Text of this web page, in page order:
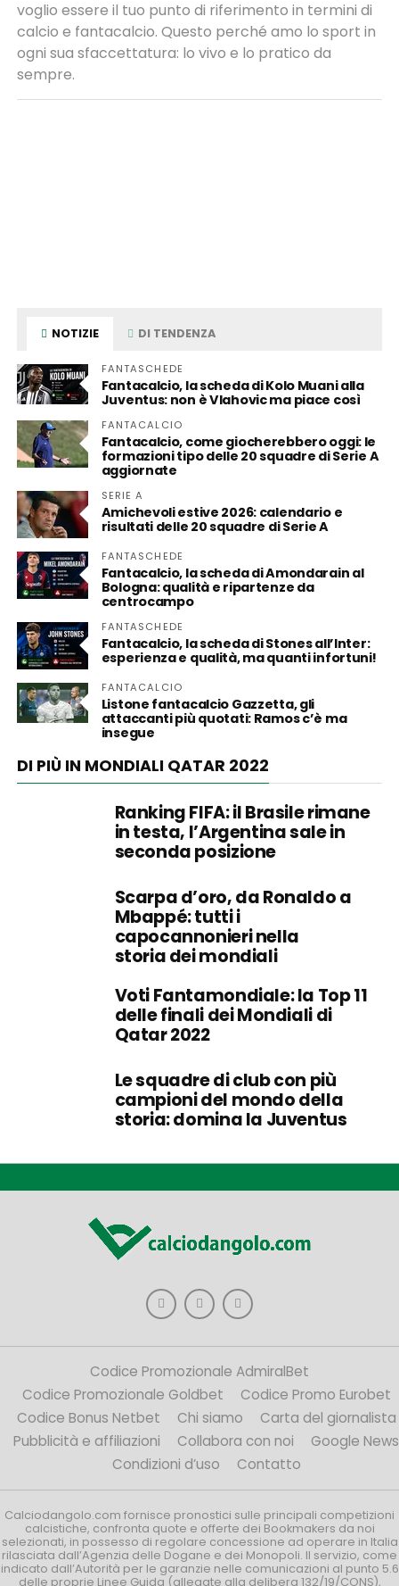
voglio essere il tuo punto di riferimento in termini di
calcio e fantacalcio. Questo perché amo lo sport in
ogni sua sfaccettatura: lo vivo e lo pratico da
sempre.
NOTIZIE DI TENDENZA
FANTASCHEDE
Fantacalcio, la scheda di Kolo Muani alla
Juventus: non è Vlahovic ma piace così
FANTACALCIO
Fantacalcio, come giocherebbero oggi: le
formazioni tipo delle 20 squadre di Serie A
aggiornate
SERIE A
Amichevoli estive 2026: calendario e
risultati delle 20 squadre di Serie A
FANTASCHEDE
Fantacalcio, la scheda di Amondarain al
Bologna: qualità e ripartenze da
centrocampo
FANTASCHEDE
Fantacalcio, la scheda di Stones all’Inter:
esperienza e qualità, ma quanti infortuni!
FANTACALCIO
Listone fantacalcio Gazzetta, gli
attaccanti più quotati: Ramos c’è ma
insegue
DI PIÙ IN MONDIALI QATAR 2022
Ranking FIFA: il Brasile rimane
in testa, l’Argentina sale in
seconda posizione
Scarpa d’oro, da Ronaldo a
Mbappé: tutti i
capocannonieri nella
storia dei mondiali
Voti Fantamondiale: la Top 11
delle finali dei Mondiali di
Qatar 2022
Le squadre di club con più
campioni del mondo della
storia: domina la Juventus
Codice Promozionale AdmiralBet
Codice Promozionale Goldbet
Codice Promo Eurobet
Codice Bonus Netbet
Chi siamo
Carta del giornalista
Pubblicità e affiliazioni
Collabora con noi
Google News
Condizioni d’uso
Contatto
Calciodangolo.com fornisce pronostici sulle principali competizioni
calcistiche, confronta quote e offerte dei Bookmakers da noi
selezionati, in possesso di regolare concessione ad operare in Italia
rilasciata dall’Agenzia delle Dogane e dei Monopoli. Il servizio, come
indicato dall’Autorità per le garanzie nelle comunicazioni al punto 5.6
delle proprie Linee Guida (allegate alla delibera 132/19/CONS),